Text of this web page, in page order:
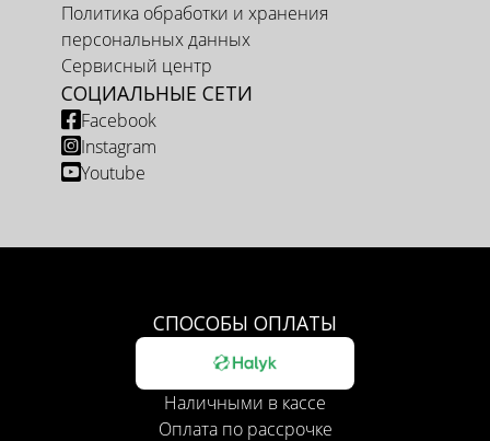
Политика обработки и хранения
персональных данных
Сервисный центр
СОЦИАЛЬНЫЕ СЕТИ
Facebook
Instagram
Youtube
СПОСОБЫ ОПЛАТЫ
Наличными в кассе
Оплата по рассрочке